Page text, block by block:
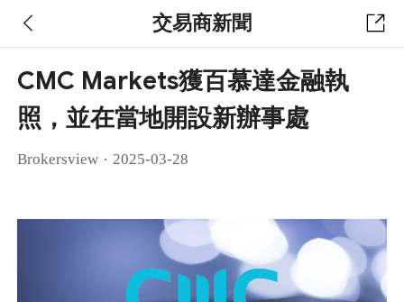
交易商新聞
CMC Markets獲百慕達金融執
照，並在當地開設新辦事處
Brokersview · 2025-03-28